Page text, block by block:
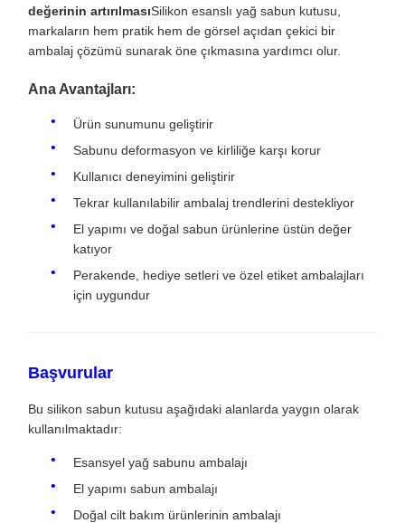
değerinin artırılmasıSilikon esanslı yağ sabun kutusu,
markaların hem pratik hem de görsel açıdan çekici bir
ambalaj çözümü sunarak öne çıkmasına yardımcı olur.
Ana Avantajları:
Ürün sunumunu geliştirir
Sabunu deformasyon ve kirliliğe karşı korur
Kullanıcı deneyimini geliştirir
Tekrar kullanılabilir ambalaj trendlerini destekliyor
El yapımı ve doğal sabun ürünlerine üstün değer
katıyor
Perakende, hediye setleri ve özel etiket ambalajları
için uygundur
Başvurular
Bu silikon sabun kutusu aşağıdaki alanlarda yaygın olarak
kullanılmaktadır:
Esansyel yağ sabunu ambalajı
El yapımı sabun ambalajı
Doğal cilt bakım ürünlerinin ambalajı